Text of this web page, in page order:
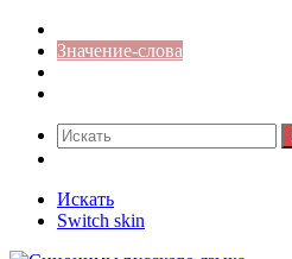
Значение-слова
Искать
Switch skin